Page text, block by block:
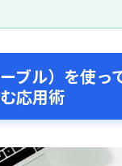
ブル）を使っ
応用術